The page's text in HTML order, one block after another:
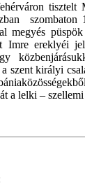
tisztelt
szombaton
megyés
Imre ereklyéi
szent királyi
a lelki –